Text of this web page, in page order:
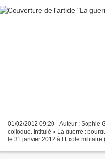
01/02/2012 09:20 - Auteur : Sophie
colloque, intitulé « La guerre :
le 31 janvier 2012 à l’Ecole militaire